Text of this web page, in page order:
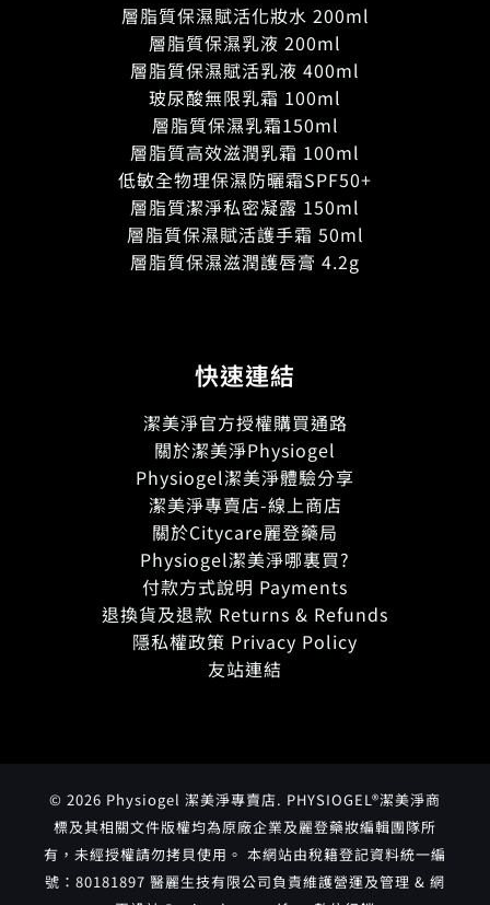
層脂質保濕賦活化妝水 200ml
層脂質保濕乳液 200ml
層脂質保濕賦活乳液 400ml
玻尿酸無限乳霜 100ml
層脂質保濕乳霜150ml
層脂質高效滋潤乳霜 100ml
低敏全物理保濕防曬霜SPF50+
層脂質潔淨私密凝露 150ml
層脂質保濕賦活護手霜 50ml
層脂質保濕滋潤護唇膏 4.2g
快速連結
潔美淨官方授權購買通路
關於潔美淨Physiogel
Physiogel潔美淨體驗分享
潔美淨專賣店-線上商店
關於Citycare麗登藥局
Physiogel潔美淨哪裏買?
付款方式說明 Payments
退換貨及退款 Returns & Refunds
隱私權政策 Privacy Policy
友站連結
© 2026 Physiogel 潔美淨專賣店. PHYSIOGEL®潔美淨商
標及其相關文件版權均為原廠企業及麗登藥妝編輯團隊所
有，未經授權請勿拷貝使用。 本網站由稅籍登記資料統一編
號：80181897 醫麗生技有限公司負責維護營運及管理 & 網